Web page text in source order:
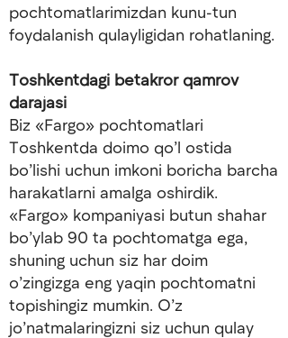
pochtomatlarimizdan kunu-tun
foydalanish qulayligidan rohatlaning.
Toshkentdagi betakror qamrov
darajasi
Biz «Fargo» pochtomatlari
Toshkentda doimo qo’l ostida
bo’lishi uchun imkoni boricha barcha
harakatlarni amalga oshirdik.
«Fargo» kompaniyasi butun shahar
bo’ylab 90 ta pochtomatga ega,
shuning uchun siz har doim
o’zingizga eng yaqin pochtomatni
topishingiz mumkin. O’z
jo’natmalaringizni siz uchun qulay